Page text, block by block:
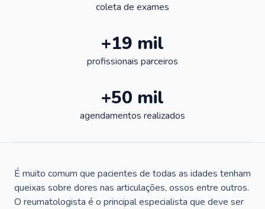
coleta de exames
+19 mil
profissionais parceiros
+50 mil
agendamentos realizados
É muito comum que pacientes de todas as idades tenham
queixas sobre dores nas articulações, ossos entre outros.
O reumatologista é o principal especialista que deve ser